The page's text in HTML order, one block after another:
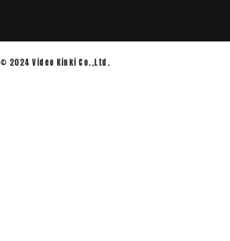
© 2024 Video Kinki Co.,Ltd.